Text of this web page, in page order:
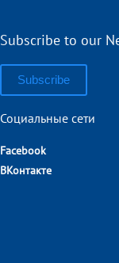
Subscribe to our
Subscribe
Социальные сети
Facebook
ВКонтакте